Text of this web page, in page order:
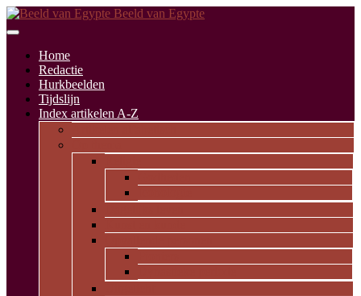
Beeld van Egypte
Home
Redactie
Hurkbeelden
Tijdslijn
Index artikelen A-Z